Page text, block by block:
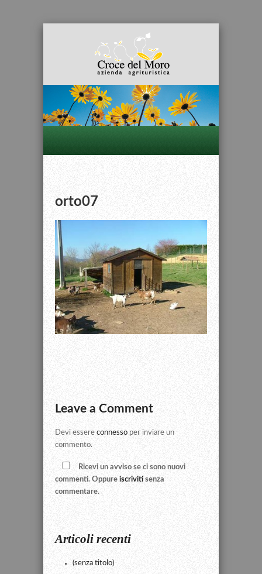
orto07
Leave a Comment
Devi essere connesso per inviare un
commento.
Ricevi un avviso se ci sono nuovi
commenti. Oppure iscriviti senza
commentare.
Articoli recenti
(senza titolo)